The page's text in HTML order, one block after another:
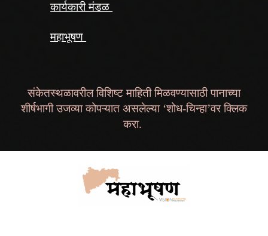
कार्यकारी मंडळ
महाभूषण
संकेतस्थळावरील विशिष्ट माहिती मिळवण्यासाठी पानाच्या
शीर्षभागी उजव्या कोपऱ्यात असलेल्या ‘शोध-चिन्हा’वर क्लिक
करा.